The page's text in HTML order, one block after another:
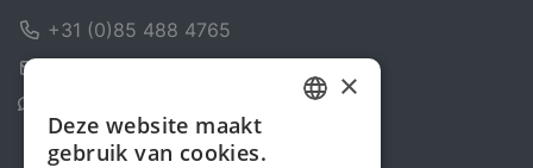
+31 (0)85 488 4765
×
Deze website maakt
gebruik van cookies.